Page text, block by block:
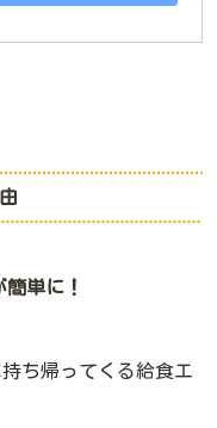
単に！
ち帰ってくる給食エ